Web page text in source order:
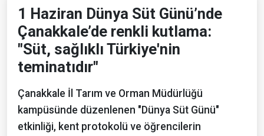
1 Haziran Dünya Süt Günü’nde
Çanakkale’de renkli kutlama:
"Süt, sağlıklı Türkiye'nin
teminatıdır"
Çanakkale İl Tarım ve Orman Müdürlüğü
kampüsünde düzenlenen "Dünya Süt Günü"
etkinliği, kent protokolü ve öğrencilerin